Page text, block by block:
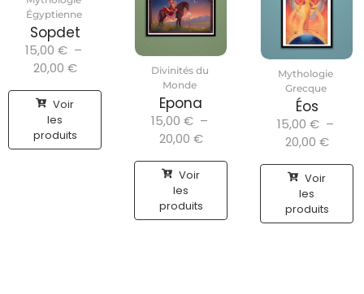
Égyptienne
Sopdet
15,00 € –
20,00 €
Voir
les
produits
Divinités du
Monde
Epona
15,00 € –
20,00 €
Voir
les
produits
Mythologie
Grecque
Éos
15,00 € –
20,00 €
Voir
les
produits